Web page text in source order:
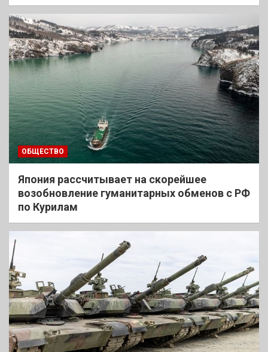
ОБЩЕСТВО
Япония рассчитывает на скорейшее
возобновление гуманитарных обменов с РФ
по Курилам